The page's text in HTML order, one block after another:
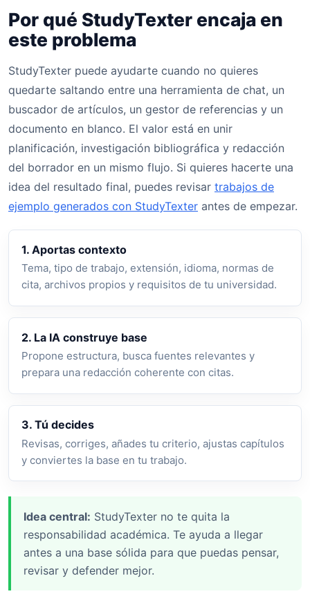
Por qué StudyTexter encaja en
este problema
StudyTexter puede ayudarte cuando no quieres
quedarte saltando entre una herramienta de chat, un
buscador de artículos, un gestor de referencias y un
documento en blanco. El valor está en unir
planificación, investigación bibliográfica y redacción
del borrador en un mismo flujo. Si quieres hacerte una
idea del resultado final, puedes revisar trabajos de
ejemplo generados con StudyTexter antes de empezar.
1. Aportas contexto
Tema, tipo de trabajo, extensión, idioma, normas de
cita, archivos propios y requisitos de tu universidad.
2. La IA construye base
Propone estructura, busca fuentes relevantes y
prepara una redacción coherente con citas.
3. Tú decides
Revisas, corriges, añades tu criterio, ajustas capítulos
y conviertes la base en tu trabajo.
Idea central: StudyTexter no te quita la
responsabilidad académica. Te ayuda a llegar
antes a una base sólida para que puedas pensar,
revisar y defender mejor.